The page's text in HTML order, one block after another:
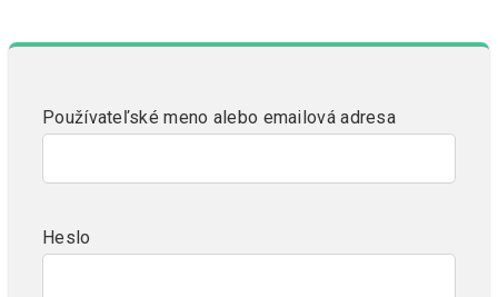
Používateľské meno alebo emailová adresa
Heslo